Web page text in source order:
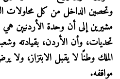
وتحصين الداخل من كل محاولات
مشيرين إلى أن وحدة الأردنيين
تحديات، وأن الأردن، بقيادته
الملك وطنًا لا يقبل الابتزاز، ولا
مواقفه.